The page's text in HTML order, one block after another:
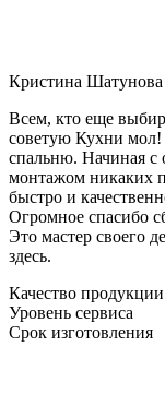
Кристина Шатунова
Всем, кто еще
советую Кухни мол!
спальню. Начиная с
монтажом никаких
быстро и
Огромное спасибо
Это мастер своего
здесь.
Качество продукции
Уровень сервиса
Срок изготовления